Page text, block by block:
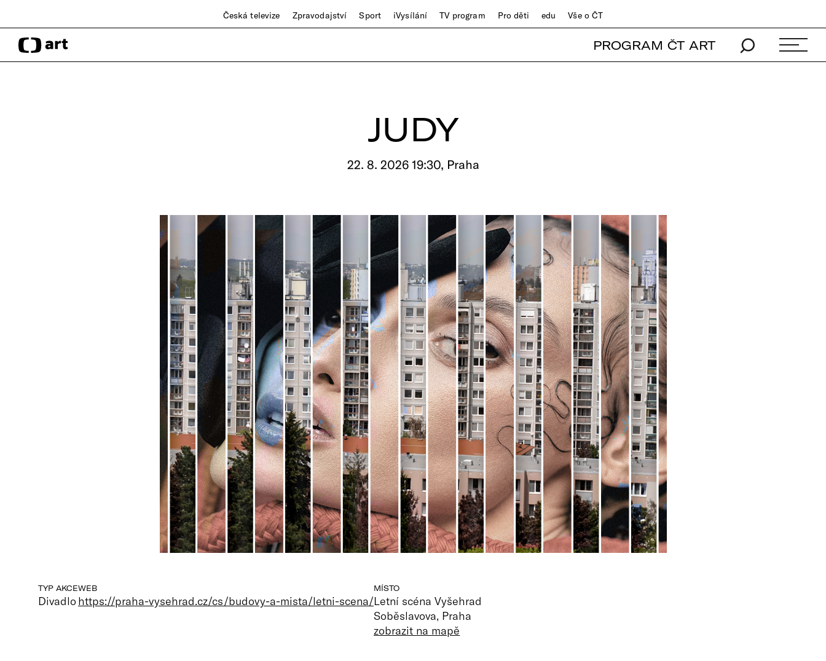
Česká televize Zpravodajství Sport iVysílání TV program Pro děti edu Vše o ČT
PROGRAM ČT ART
JUDY
22. 8. 2026 19:30, Praha
TYP AKCE
Divadlo
WEB
https://praha-vysehrad.cz/cs/budovy-a-mista/letni-scena/
MÍSTO
Letní scéna Vyšehrad
Soběslavova, Praha
zobrazit na mapě